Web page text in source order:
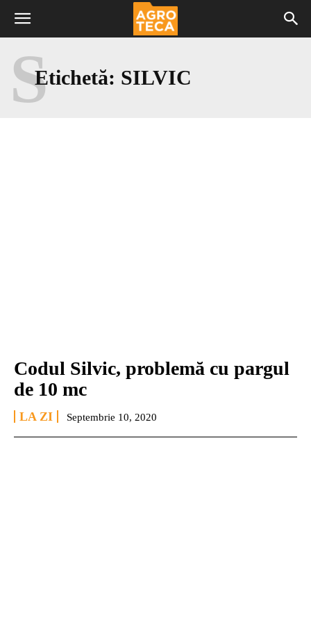
Etichetă: SILVIC
S
Codul Silvic, problemă cu pargul
de 10 mc
LA ZI Septembrie 10, 2020